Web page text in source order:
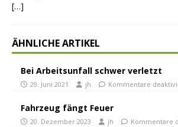
[…]
ÄHNLICHE ARTIKEL
Bei Arbeitsunfall schwer verletzt
29. Juni 2021 jh Kommentare
Fahrzeug fängt Feuer
20. Dezember 2023 jh Kommentare